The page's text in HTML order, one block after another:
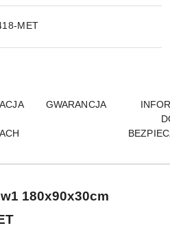
MET
GWARANCJA
180x90x30cm